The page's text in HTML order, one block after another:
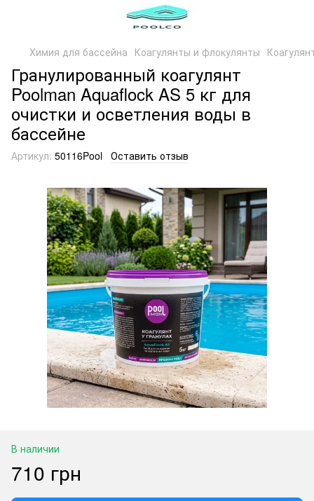
Химия для бассейна Коагулянты и флокулянты
Гранулированный коагулянт
Poolman Aquaflock AS 5 кг для
очистки и осветления воды в
бассейне
Артикул: 50116Pool Оставить отзыв
В наличии
710 грн